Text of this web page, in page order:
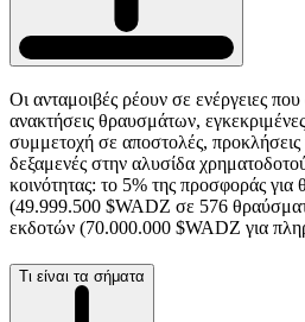
Οι ανταμοιβές ρέουν σε ενέργειες
ανακτήσεις θραυσμάτων,
συμμετοχή σε αποστολές, προκλήσεις
δεξαμενές στην αλυσίδα
κοινότητας: το 5% της προσφοράς
(49.999.500 $WADZ σε 576
εκδοτών (70.000.000 $WADZ για
Τι είναι τα σήματα